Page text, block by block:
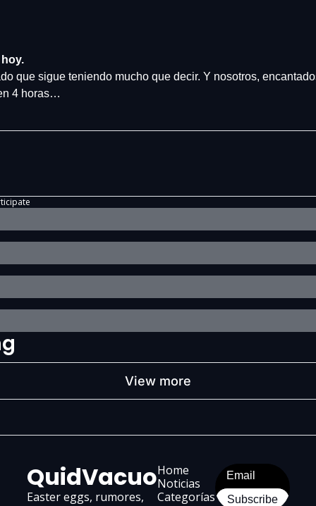
que sigue teniendo mucho que decir. Y nosotros,
4 horas…
View more
QuidVacuo
Easter eggs, rumores,
Home
Noticias
Categorías
Subscribe